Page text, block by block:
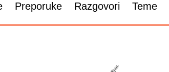
Preporuke Razgovori Teme